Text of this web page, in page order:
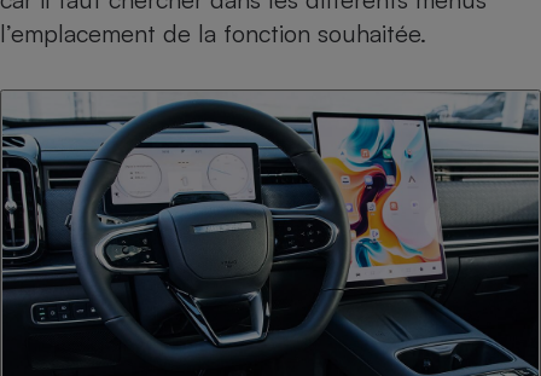
l’emplacement de la fonction souhaitée.